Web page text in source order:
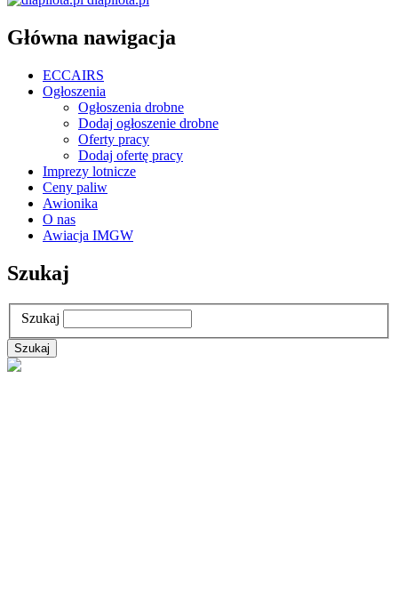
Główna nawigacja
ECCAIRS
Ogłoszenia
Ogłoszenia drobne
Dodaj ogłoszenie drobne
Oferty pracy
Dodaj ofertę pracy
Imprezy lotnicze
Ceny paliw
Awionika
O nas
Awiacja IMGW
Szukaj
Szukaj